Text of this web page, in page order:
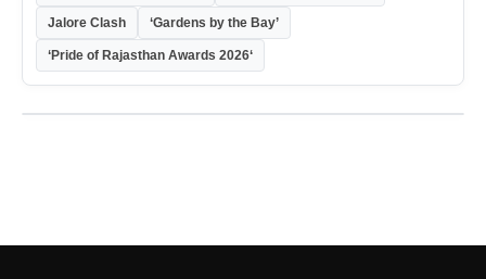
Jalore Clash ‘Gardens by the Bay’
‘Pride of Rajasthan Awards 2026‘